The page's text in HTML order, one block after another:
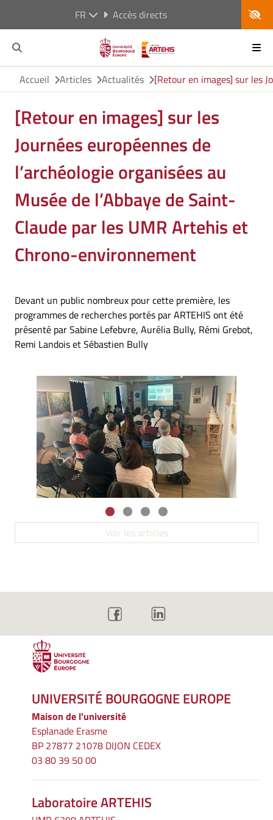
FR Accès directs
Accueil Articles Actualités [Retour en images] sur les
[Retour en images] sur les
Journées européennes de
l’archéologie organisées au
Musée de l’Abbaye de Saint-
Claude par les UMR Artehis et
Chrono-environnement
Devant un public nombreux pour cette première, les
programmes de recherches portés par ARTEHIS ont été
présenté par Sabine Lefebvre, Aurélia Bully, Rémi Grebot,
Remi Landois et Sébastien Bully
Voir les articles
UNIVERSITÉ BOURGOGNE EUROPE
Maison de l'université
Esplanade Erasme
BP 27877 21078 DIJON CEDEX
03 80 39 50 00
Laboratoire ARTEHIS